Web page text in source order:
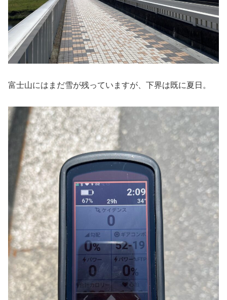
富士山にはまだ雪が残っていますが、下界は既に夏日。